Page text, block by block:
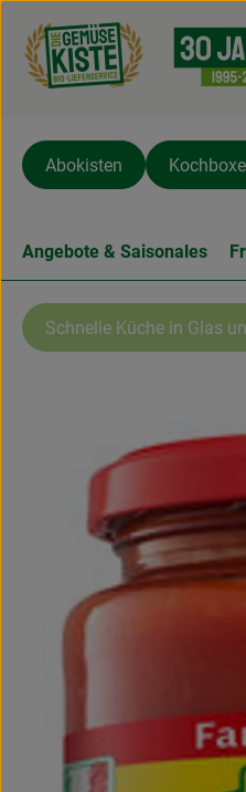
Abokisten
Angebote & Saisonales
Schnelle Küche in Glas